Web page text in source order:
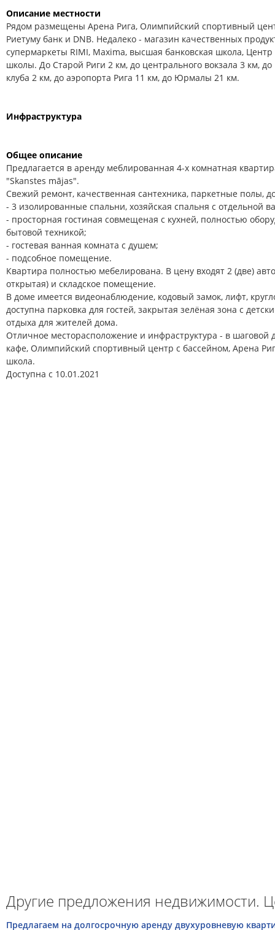
Описание местности
Рядом размещены Арена Рига, Олимпийский спортивный
Риетуму банк и DNB. Недалеко - магазин качественных
супермаркеты RIMI, Maxima, высшая банковская школа, Центр
школы. До Старой Риги 2 км, до центрального вокзала 3 км, до
клуба 2 км, до аэропорта Рига 11 км, до Юрмалы 21 км.
Инфраструктура
Общее описание
Предлагается в аренду меблированная 4-х комнатная
"Skanstes mājas".
Свежий ремонт, качественная сантехника, паркетные полы,
- 3 изолированные спальни, хозяйская спальня с отдельной
- просторная гостиная совмещеная с кухней, полностью
бытовой техникой;
- гостевая ванная комната с душем;
- подсобное помещение.
Квартира полностью мебелирована. В цену входят 2 (две)
открытая) и складское помещение.
В доме имеется видеонаблюдение, кодовый замок, лифт,
доступна парковка для гостей, закрытая зелёная зона с
отдыха для жителей дома.
Отличное месторасположение и инфраструктура - в шаговой
кафе, Олимпийский спортивный центр с бассейном, Арена
школа.
Доступна с 10.01.2021
Другие предложения недвижимости.
Предлагаем на долгосрочную аренду двухуровневую